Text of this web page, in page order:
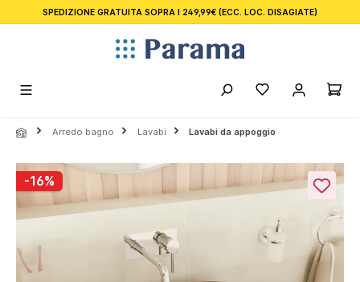
principale
SPEDIZIONE GRATUITA SOPRA I 249,99€ (ECC. LOC. DISAGIATE)
Arredo bagno Lavabi Lavabi da appoggio
Salta la galleria di immagini
-16%